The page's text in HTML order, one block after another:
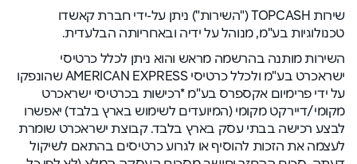
שירות TOPCASH ("השירות") ניתן על-ידי חברת קאשדו
טכנולוגיות בע"מ, מנוהל על ידיה ובאחריותה הבלעדית.
השירות מותנה בהרשמה מראש והוא ניתן לכלל כרטיסי
ישראכרט בע"מ ולכלל כרטיסי AMERICAN EXPRESS שהונפקו
על ידי פרימיום אקספרס בע"מ *רכישות בכרטיסי ישראכרט
מקומי/דיירקט מקומי (המיועדים לשימוש בארץ בלבד) יאפשרו
לבצע רכישה בבתי עסק בארץ בלבד. קבוצת ישראכרט שומרת
לעצמה את הזכות להוסיף או לגרוע כרטיסים בהתאם לשיקול